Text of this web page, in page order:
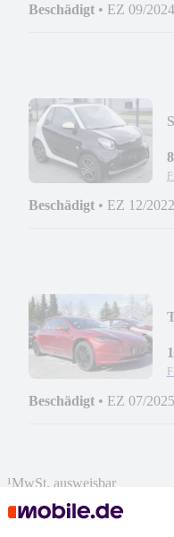
Beschädigt • EZ 09/2024
Beschädigt • EZ 12/2022
Beschädigt • EZ 07/2025
¹MwSt. ausweisbar